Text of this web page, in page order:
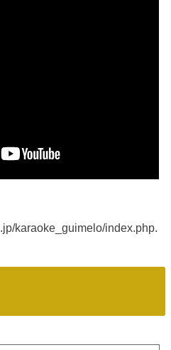
karaoke_guimelo/index.php.